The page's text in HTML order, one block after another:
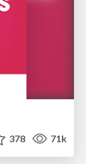
378 71k